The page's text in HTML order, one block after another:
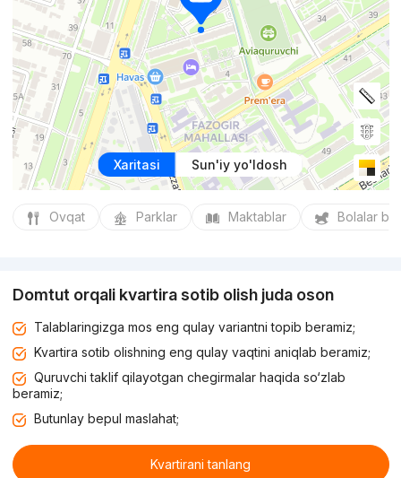
Xaritasi Sun'iy yo'ldosh
Ovqat Parklar Maktablar Bolalar
Domtut orqali kvartira sotib olish juda oson
Talablaringizga mos eng qulay variantni topib beramiz;
Kvartira sotib olishning eng qulay vaqtini aniqlab beramiz;
Quruvchi taklif qilayotgan chegirmalar haqida so‘zlab
beramiz;
Butunlay bepul maslahat;
Kvartirani tanlang